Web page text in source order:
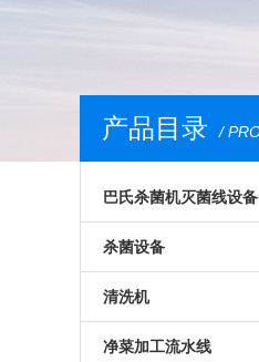
产品目录 /
巴氏杀菌机灭菌线设备
其他巴氏杀菌机
肉制品巴氏杀菌灭菌
酱巴氏杀菌灭菌机设备
杀菌设备
粥盘杀菌盘
筛网笼框筐
清洗机
蘑菇专用清洗机
净菜加工流水线